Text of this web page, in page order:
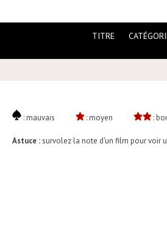
TITRE
: mauvais : moyen :
Astuce :survolez la note d'un film pour voir